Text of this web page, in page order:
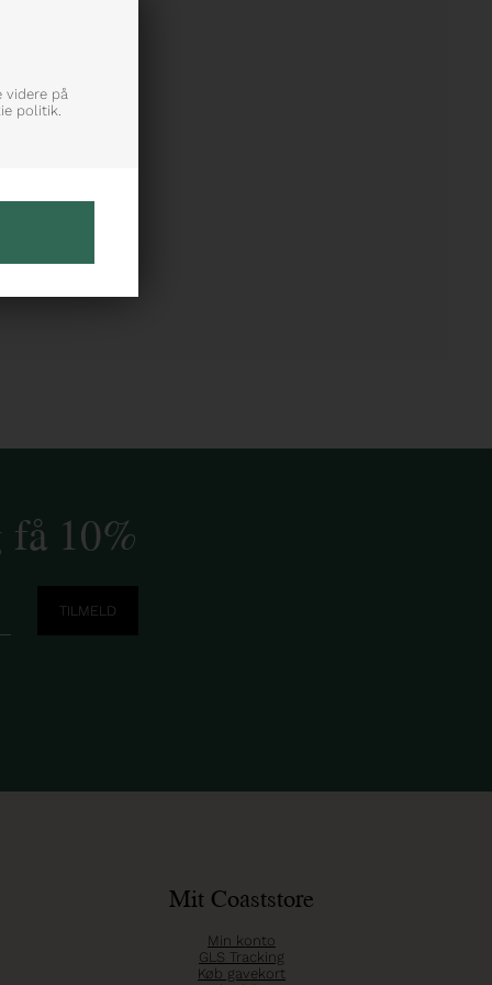
videre på
politik.
10%
Mit Coaststore
Min konto
GLS Tracking
Køb gavekort